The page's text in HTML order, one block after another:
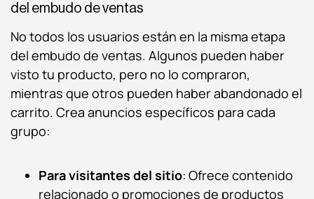
del embudo de ventas
No todos los usuarios están en la misma etapa
del embudo de ventas. Algunos pueden haber
visto tu producto, pero no lo compraron,
mientras que otros pueden haber abandonado el
carrito. Crea anuncios específicos para cada
grupo:
Para visitantes del sitio: Ofrece contenido
relacionado o promociones de productos